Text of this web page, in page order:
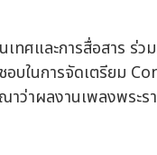
ทศและการสื่อสาร ร่ว
อบในการจัดเตรียม
าว่าผลงานเพลงพระ